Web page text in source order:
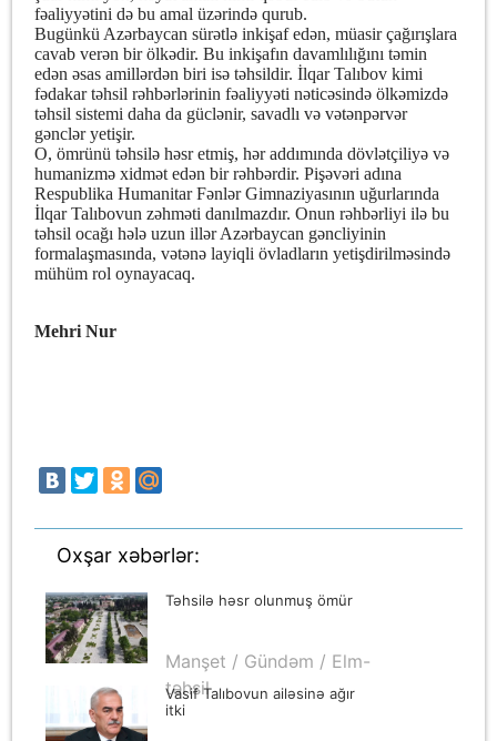
fəaliyyətini də bu amal üzərində qurub.
Bugünkü Azərbaycan sürətlə inkişaf edən, müasir çağırışlara
cavab verən bir ölkədir. Bu inkişafın davamlılığını təmin
edən əsas amillərdən biri isə təhsildir. İlqar Talıbov kimi
fədakar təhsil rəhbərlərinin fəaliyyəti nəticəsində ölkəmizdə
təhsil sistemi daha da güclənir, savadlı və vətənpərvər
gənclər yetişir.
O, ömrünü təhsilə həsr etmiş, hər addımında dövlətçiliyə və
humanizmə xidmət edən bir rəhbərdir. Pişəvəri adına
Respublika Humanitar Fənlər Gimnaziyasının uğurlarında
İlqar Talıbovun zəhməti danılmazdır. Onun rəhbərliyi ilə bu
təhsil ocağı hələ uzun illər Azərbaycan gəncliyinin
formalaşmasında, vətənə layiqli övladların yetişdirilməsində
mühüm rol oynayacaq.
Mehri Nur
Oxşar xəbərlər:
Təhsilə həsr olunmuş ömür
Manşet / Gündəm / Elm-
təhsil
Vasif Talıbovun ailəsinə ağır
itki